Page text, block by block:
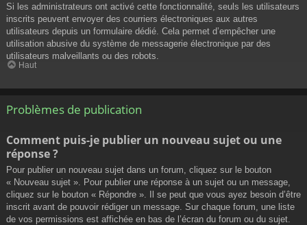
Si les administrateurs ont activé cette fonctionnalité, seuls les utilisateurs
inscrits peuvent envoyer des courriers électroniques aux autres
utilisateurs depuis un formulaire dédié. Cela permet d’empêcher une
utilisation abusive du système de messagerie électronique par des
utilisateurs malveillants ou des robots.
Haut
Problèmes de publication
Comment puis-je publier un nouveau sujet ou une
réponse ?
Pour publier un nouveau sujet dans un forum, cliquez sur le bouton
« Nouveau sujet ». Pour publier une réponse à un sujet ou un message,
cliquez sur le bouton « Répondre ». Il se peut que vous ayez besoin d’être
inscrit avant de pouvoir rédiger un message. Sur chaque forum, une liste
de vos permissions est affichée en bas de l’écran du forum ou du sujet.